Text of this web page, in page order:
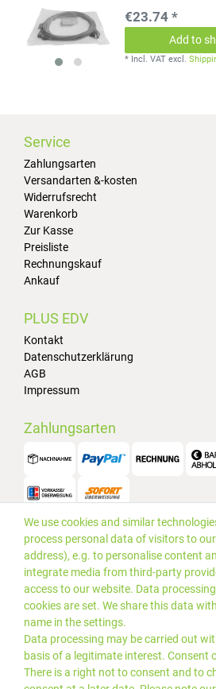
€23.74 *
Add to
* Incl. VAT excl.
Service
Zahlungsarten
Versandarten &-kosten
Widerrufsrecht
Warenkorb
Zur Kasse
Preisliste
Rechnungskauf
Ankauf
PLUS EDV
Kontakt
Datenschutzerklärung
AGB
Impressum
Zahlungsarten
Versand
We use cookies and similar
process personal data of visitors to
address), e.g. to personalise content
integrate media from third-party
access to our website. Data
cookies are set. We share this data
name in the settings.
Data processing may be carried out
basis of a legitimate interest. Consent
There is a right not to consent and to